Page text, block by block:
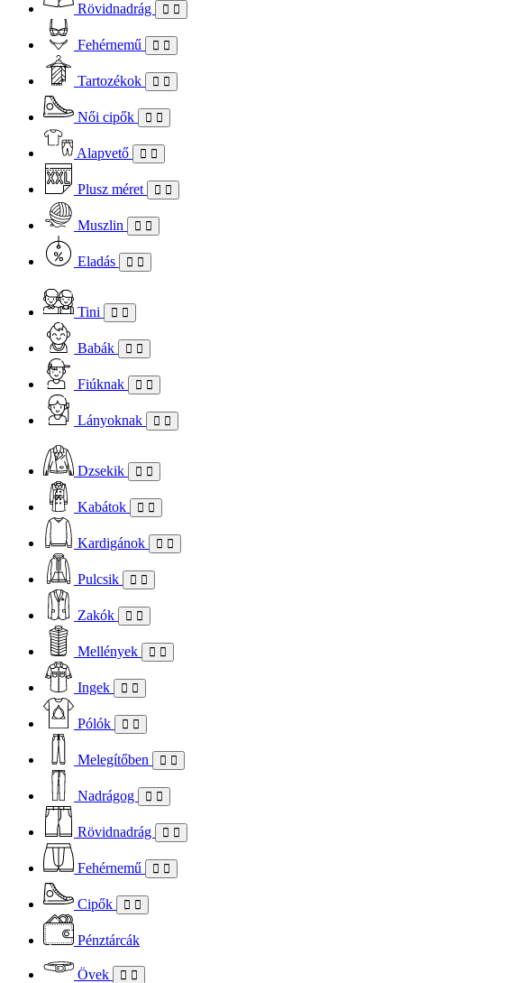
Rövidnadrág
Fehérnemű
Tartozékok
Női cipők
Alapvető
Plusz méret
Muszlin
Eladás
Tini
Babák
Fiúknak
Lányoknak
Dzsekik
Kabátok
Kardigánok
Pulcsik
Zakók
Mellények
Ingek
Pólók
Melegítőben
Nadrágog
Rövidnadrág
Fehérnemű
Cipők
Pénztárcák
Övek